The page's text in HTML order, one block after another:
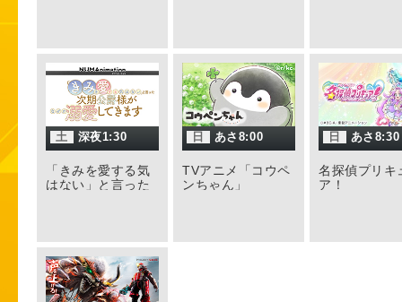
土 深夜1:30
「きみを愛する気
はない」と言った
日 あさ8:00
TVアニメ「コウペ
ンちゃん」
日 あさ8:30
名探偵プリキ
ア！